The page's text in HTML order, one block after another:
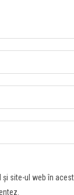
site-ul web în